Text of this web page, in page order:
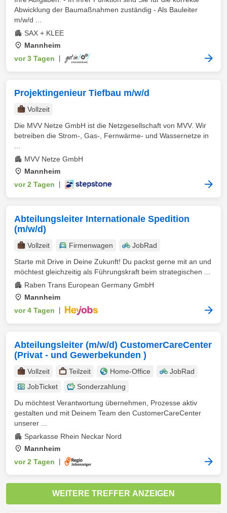
Abwicklung der Baumaßnahmen zuständig - Als Bauleiter
m/w/d ...
SAX + KLEE
Mannheim
vor 3 Tagen
Projektingenieur Tiefbau m/w/d
Vollzeit
Die MVV Netze GmbH ist die Netzgesellschaft von MVV. Wir
betreiben die Strom-, Gas-, Fernwärme- und Wassernetze in
MVV Netze GmbH
Mannheim
vor 2 Tagen
Abteilungsleiter Internationale Spedition
(m/w/d)
Vollzeit Firmenwagen
JobRad
Starte mit Drive in Deine Zukunft! Du packst gerne mit an und
möchtest gleichzeitig als Führungskraft beim strategischen ...
Raben Trans European Germany GmbH
Mannheim
vor 4 Tagen
Abteilungsleiter (m/w/d) CustomerCareCenter
(Privat - und Gewerbekunden )
Vollzeit Teilzeit Home-Office
JobRad
JobTicket
Sonderzahlung
Du möchtest Verantwortung übernehmen, Prozesse aktiv
gestalten und mit Deinem Team den CustomerCareCenter
unserer ...
Sparkasse Rhein Neckar Nord
Mannheim
vor 2 Tagen
WEITERE TREFFER ANZEIGEN